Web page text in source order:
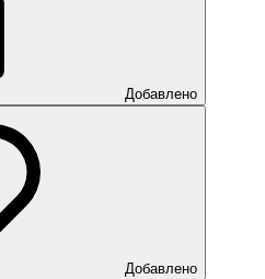
Добавлено
Добавлено